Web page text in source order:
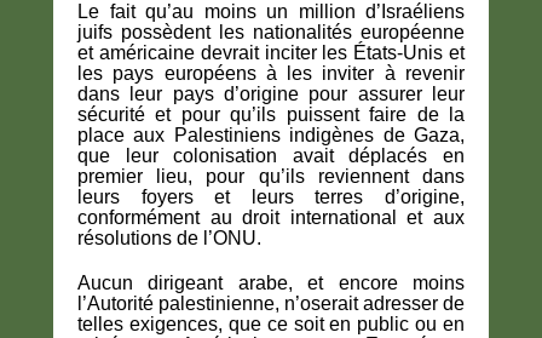
Le fait qu’au moins un million d’Israéliens
juifs possèdent les nationalités européenne
et américaine devrait inciter les États-Unis et
les pays européens à les inviter à revenir
dans leur pays d’origine pour assurer leur
sécurité et pour qu’ils puissent faire de la
place aux Palestiniens indigènes de Gaza,
que leur colonisation avait déplacés en
premier lieu, pour qu’ils reviennent dans
leurs foyers et leurs terres d’origine,
conformément au droit international et aux
résolutions de l’ONU.
Aucun dirigeant arabe, et encore moins
l’Autorité palestinienne, n’oserait adresser de
telles exigences, que ce soit en public ou en